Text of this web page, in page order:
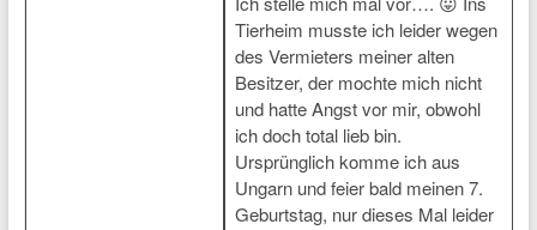
Tierheim musste ich leider wegen
des Vermieters meiner alten
Besitzer, der mochte mich nicht
und hatte Angst vor mir, obwohl
ich doch total lieb bin.
Ursprünglich komme ich aus
Ungarn und feier bald meinen 7.
Geburtstag, nur dieses Mal leider